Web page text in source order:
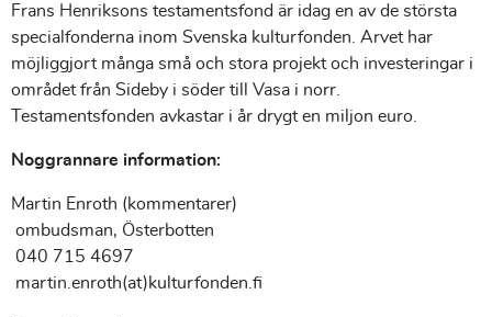
Frans Henriksons testamentsfond är idag en av de största
specialfonderna inom Svenska kulturfonden. Arvet har
möjliggjort många små och stora projekt och investeringar i
området från Sideby i söder till Vasa i norr.
Testamentsfonden avkastar i år drygt en miljon euro.
Noggrannare information:
Martin Enroth (kommentarer)
ombudsman, Österbotten
040 715 4697
martin.enroth(at)kulturfonden.fi